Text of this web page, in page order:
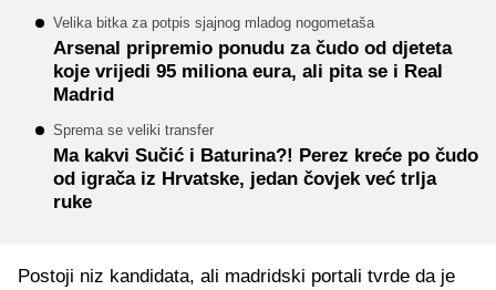
Velika bitka za potpis sjajnog mladog nogometaša
Arsenal pripremio ponudu za čudo od djeteta
koje vrijedi 95 miliona eura, ali pita se i Real
Madrid
Sprema se veliki transfer
Ma kakvi Sučić i Baturina?! Perez kreće po čudo
od igrača iz Hrvatske, jedan čovjek već trlja
ruke
Postoji niz kandidata, ali madridski portali tvrde da je